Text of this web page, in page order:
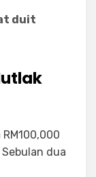
duit
Sebulan dua